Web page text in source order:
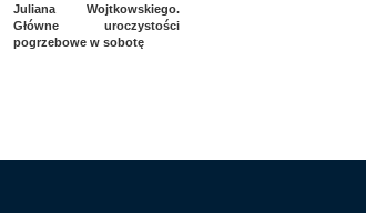
Juliana Wojtkowskiego.
Główne uroczystości
pogrzebowe w sobotę